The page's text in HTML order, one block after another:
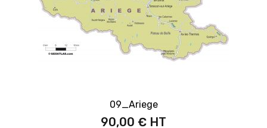
09_Ariege
90,00 €